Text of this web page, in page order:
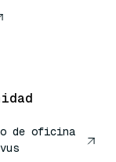
de oficina